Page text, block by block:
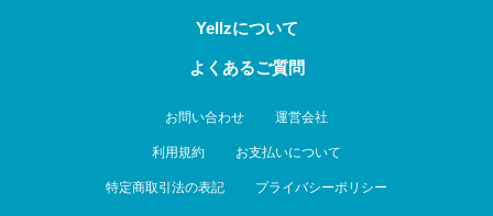
Yellzについて
よくあるご質問
お問い合わせ 運営会社
利用規約 お支払いについて
特定商取引法の表記 プライバシーポリシー